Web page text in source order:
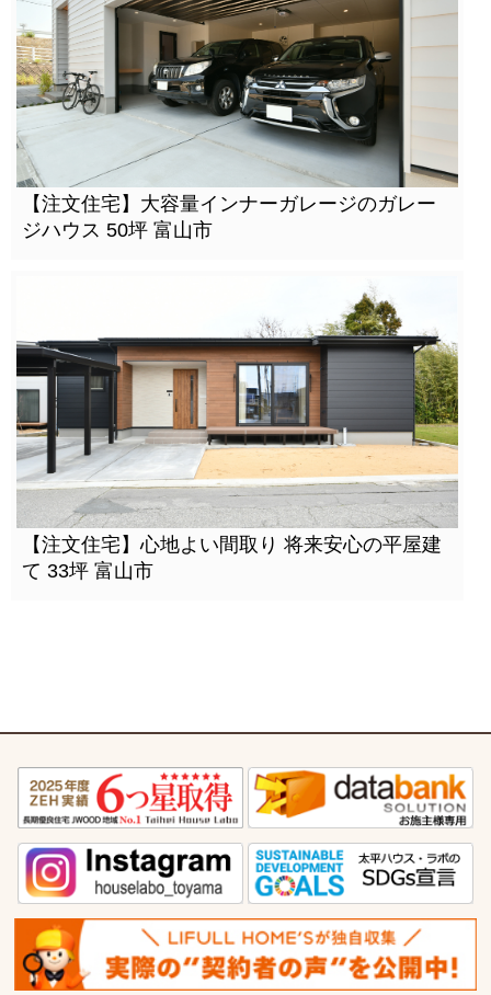
【注文住宅】大容量インナーガレージのガレー
ジハウス 50坪 富山市
【注文住宅】心地よい間取り 将来安心の平屋建
て 33坪 富山市